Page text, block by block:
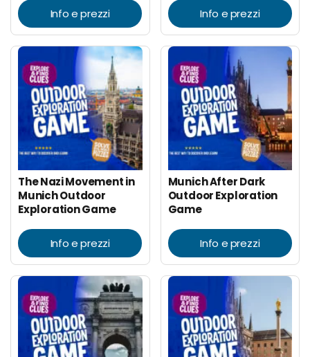
Info e prezzi Info e prezzi
The Nazi Movement in
Munich Outdoor
Exploration Game
Info e prezzi
Munich After Dark
Outdoor Exploration
Game
Info e prezzi